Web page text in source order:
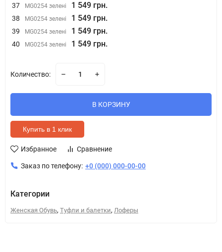
37 MG0254 зелені 1 549 грн.
38 MG0254 зелені 1 549 грн.
39 MG0254 зелені 1 549 грн.
40 MG0254 зелені 1 549 грн.
Количество:
В КОРЗИНУ
Купить в 1 клик
Избранное Сравнение
Заказ по телефону: +0 (000) 000-00-00
Категории
Женская Обувь, Туфли и балетки, Лоферы